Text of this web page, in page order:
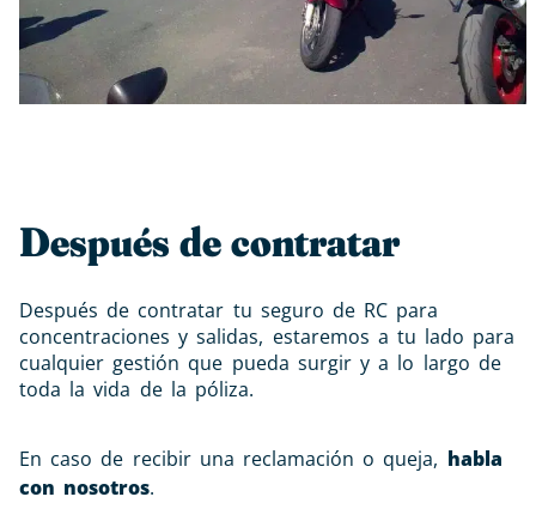
Después de contratar
Después de contratar tu seguro de RC para
concentraciones y salidas, estaremos a tu lado para
cualquier gestión que pueda surgir y a lo largo de
toda la vida de la póliza.
En caso de recibir una reclamación o queja, habla
con nosotros.